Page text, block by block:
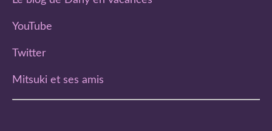
YouTube
Twitter
Mitsuki et ses amis